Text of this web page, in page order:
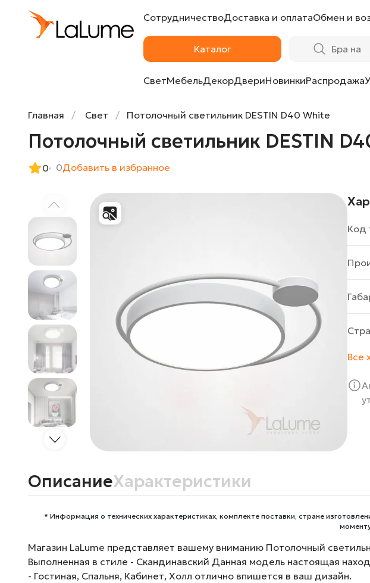
СотрудничествоДоставка и оплатаОбмен и
Каталог
СветМебельДекорДвериНовинкиРаспродажа
Главная Свет Потолочный светильник DESTIN D40 White
Потолочный светильник DESTIN
0 0Добавить в избранное
Код
Все
ОписаниеХарактеристики
* Информация о технических характеристиках, комплекте поставки, стране
Магазин LaLume представляет вашему вниманию Потолочный
Выполненная в стиле - Скандинавский Данная модель настоящая
- Гостиная, Спальня, Кабинет, Холл отлично впишется в ваш дизайн.
Потолочный светильник DESTIN D40 White от ImperiumLoft